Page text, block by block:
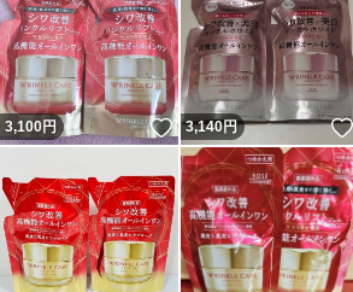
3,100円 いいね！
3,140円